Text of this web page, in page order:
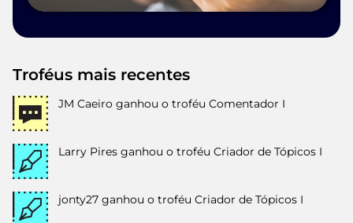
Troféus mais recentes
JM Caeiro ganhou o troféu Comentador I
Larry Pires ganhou o troféu Criador de Tópicos I
jonty27 ganhou o troféu Criador de Tópicos I